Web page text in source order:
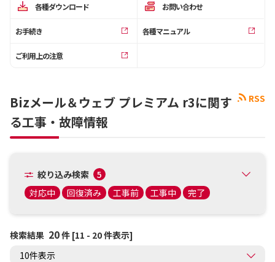
OCNのお客さまはこちら
工事・故障情報通知サー
オフィシャルサイト
各種ダウンロード お問い合わせ
お手続き 各種マニュアル
ご利用上の注意
RSS
Bizメール＆ウェブ プレミアム r3に関す
る工事・故障情報
絞り込み検索
5
対応中
回復済み 工事前 工事中 完了
検索結果 20件 [11 - 20 件表示]